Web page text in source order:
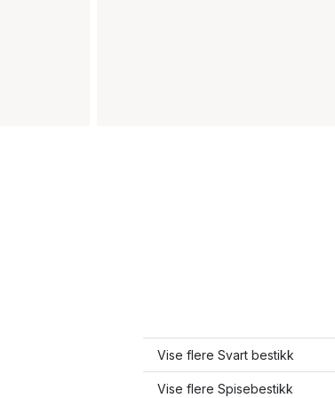
Vise flere Svart bestikk
Vise flere Spisebestikk